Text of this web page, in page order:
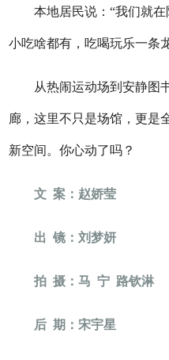
本地居民说：“我们就在
小吃啥都有，吃喝玩乐一条
从热闹运动场到安静图书
廊，这里不只是场馆，更是
新空间。你心动了吗？
文 案：赵娇莹
出 镜：刘梦妍
拍 摄：马 宁 路钦淋
后 期：宋宇星